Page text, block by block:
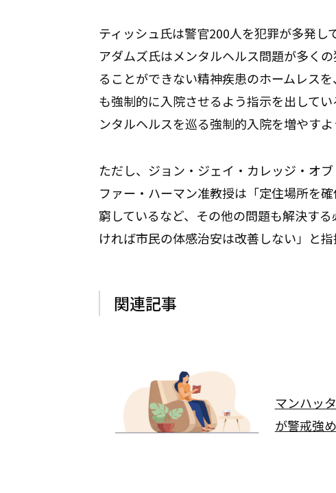
ティッシュ氏は警官200人を犯罪が多発し
アダムズ氏はメンタルヘルス問題が多く
ることができない精神疾患のホームレス
も強制的に入院させるよう指示を出して
ンタルヘルスを巡る強制的入院を増やす
ただし、ジョン・ジェイ・カレッジ・オ
ファー・ハーマン准教授は「定住場所を
窮しているなど、その他の問題も解決す
ければ市民の体感治安は改善しない」と指
関連記事
マンハッ
が警戒強